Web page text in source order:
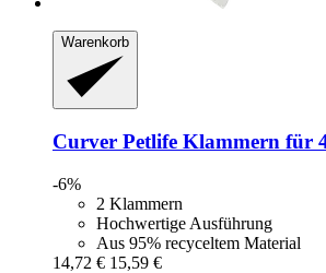
Warenkorb
Curver Petlife Klammern für
-6%
2 Klammern
Hochwertige Ausführung
Aus 95% recyceltem Material
14,72 € 15,59 €